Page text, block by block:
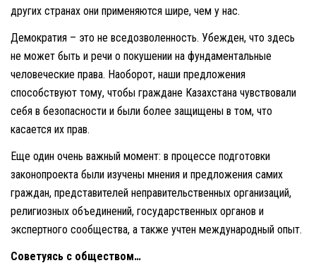
других странах они применяются шире, чем у нас.
Демократия – это не вседозволенность. Убежден, что здесь
не может быть и речи о покушении на фундаментальные
человеческие права. Наоборот, наши предложения
способствуют тому, чтобы граждане Казахстана чувствовали
себя в безопасности и были более защищены в том, что
касается их прав.
Еще один очень важный момент: в процессе подготовки
законопроекта были изучены мнения и предложения самих
граждан, представителей неправительственных организаций,
религиозных объединений, государственных органов и
экспертного сообщества, а также учтен международный опыт.
Советуясь с обществом…